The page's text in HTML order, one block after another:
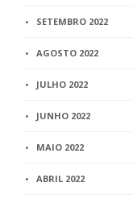
SETEMBRO 2022
AGOSTO 2022
JULHO 2022
JUNHO 2022
MAIO 2022
ABRIL 2022